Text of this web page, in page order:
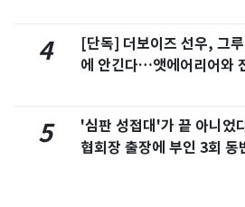
4
[단독] 더보이즈 선우, 그
에 안긴다…앳에어리어와
5
'심판 성접대'가 끝 아니었
협회장 출장에 부인 3회